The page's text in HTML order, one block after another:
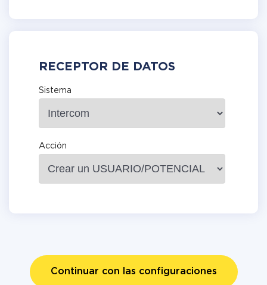
RECEPTOR DE DATOS
Sistema
Acción
Continuar con las configuraciones